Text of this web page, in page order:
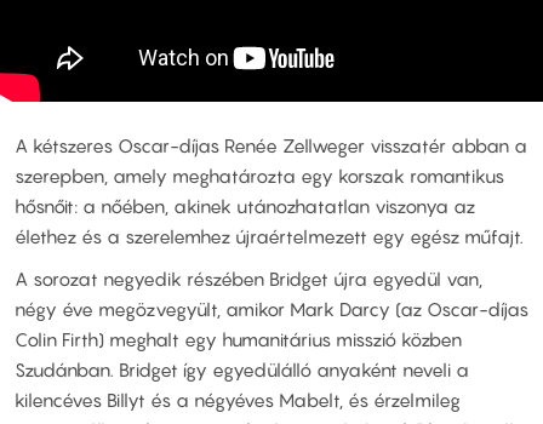
A kétszeres Oscar-díjas Renée Zellweger visszatér abban a
szerepben, amely meghatározta egy korszak romantikus
hősnőit: a nőében, akinek utánozhatatlan viszonya az
élethez és a szerelemhez újraértelmezett egy egész műfajt.
A sorozat negyedik részében Bridget újra egyedül van,
négy éve megözvegyült, amikor Mark Darcy (az Oscar-díjas
Colin Firth) meghalt egy humanitárius misszió közben
Szudánban. Bridget így egyedülálló anyaként neveli a
kilencéves Billyt és a négyéves Mabelt, és érzelmileg